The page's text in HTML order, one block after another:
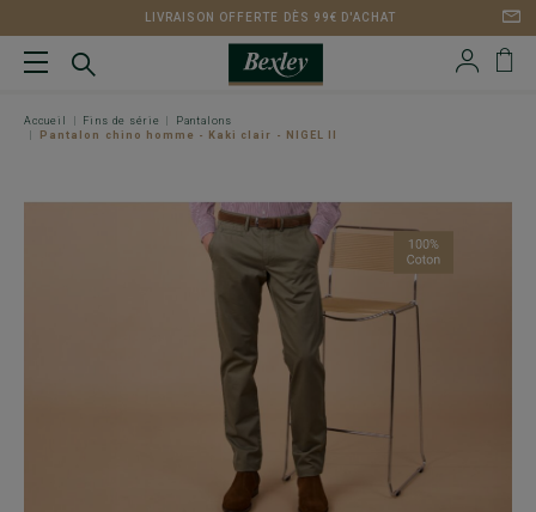
LIVRAISON OFFERTE DÈS 99€ D'ACHAT
Accueil Fins de série
Pantalons
Pantalon chino homme - Kaki clair - NIGEL II